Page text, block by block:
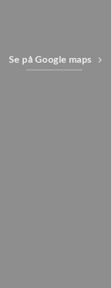
Se på Google maps